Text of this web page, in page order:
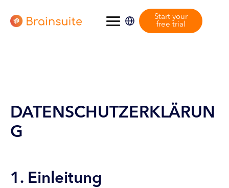
Start your
free trial
DATENSCHUTZERKLÄRUN
G
1. Einleitung